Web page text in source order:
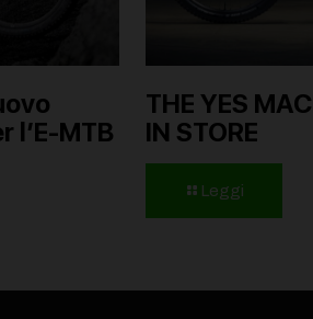
l’E-MTB
THE YES
IN STORE
Leggi